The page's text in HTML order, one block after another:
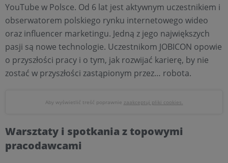
YouTube w Polsce. Od 6 lat jest aktywnym uczestnikiem i
obserwatorem polskiego rynku internetowego wideo
oraz influencer marketingu. Jedną z jego największych
pasji są nowe technologie. Uczestnikom JOBICON opowie
o przyszłości pracy i o tym, jak rozwijać karierę, by nie
zostać w przyszłości zastąpionym przez… robota.
Aby wyświetlić treść poprawnie zaakceptuj pliki cookies.
Warsztaty i spotkania z topowymi
pracodawcami